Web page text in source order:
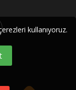
kullanıyoruz.